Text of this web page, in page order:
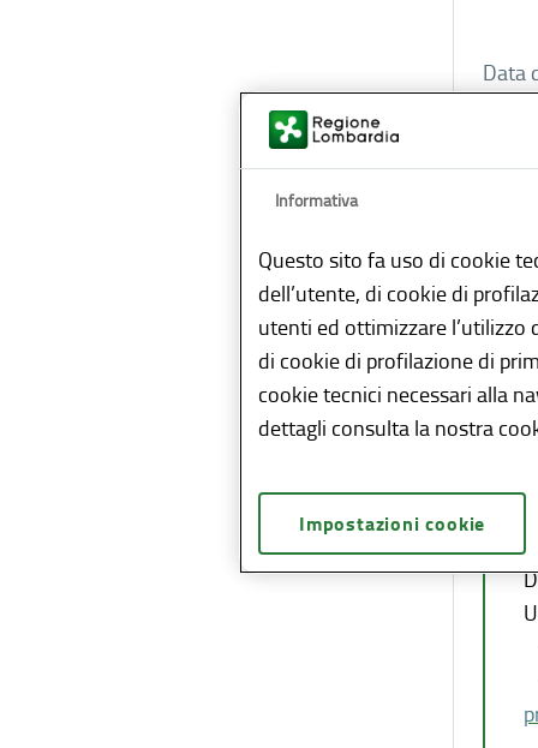
Data
È
Informativa
Questo sito fa uso di cookie
dell’utente, di cookie di
utenti ed ottimizzare l’utilizzo
di cookie di profilazione di
cookie tecnici necessari alla
dettagli consulta la nostra
Impostazioni cookie